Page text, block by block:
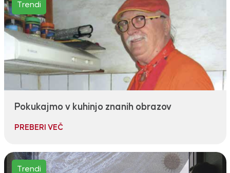
Trendi
Pokukajmo v kuhinjo znanih obrazov
PREBERI VEČ
Trendi